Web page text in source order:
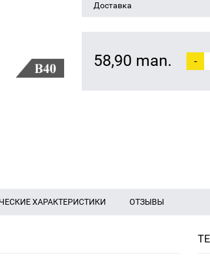
Доставка
58,90 man. -
ХАРАКТЕРИСТИКИ ОТЗЫВЫ